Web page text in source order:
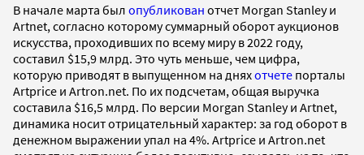
В начале марта был опубликован отчет Morgan Stanley и
Artnet, согласно которому суммарный оборот аукционов
искусства, проходивших по всему миру в 2022 году,
составил $15,9 млрд. Это чуть меньше, чем цифра,
которую приводят в выпущенном на дняхотчете порталы
Artprice и Artron.net. По их подсчетам, общая выручка
составила $16,5 млрд. По версии Morgan Stanley и Artnet,
динамика носит отрицательный характер: за год оборот в
денежном выражении упал на 4%. Artprice и Artron.net